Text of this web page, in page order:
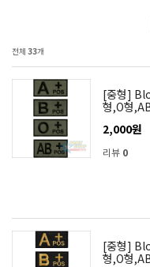
전체 33개
[중형]
형,O형
2,000원
리뷰 0
[중형]
형,O형